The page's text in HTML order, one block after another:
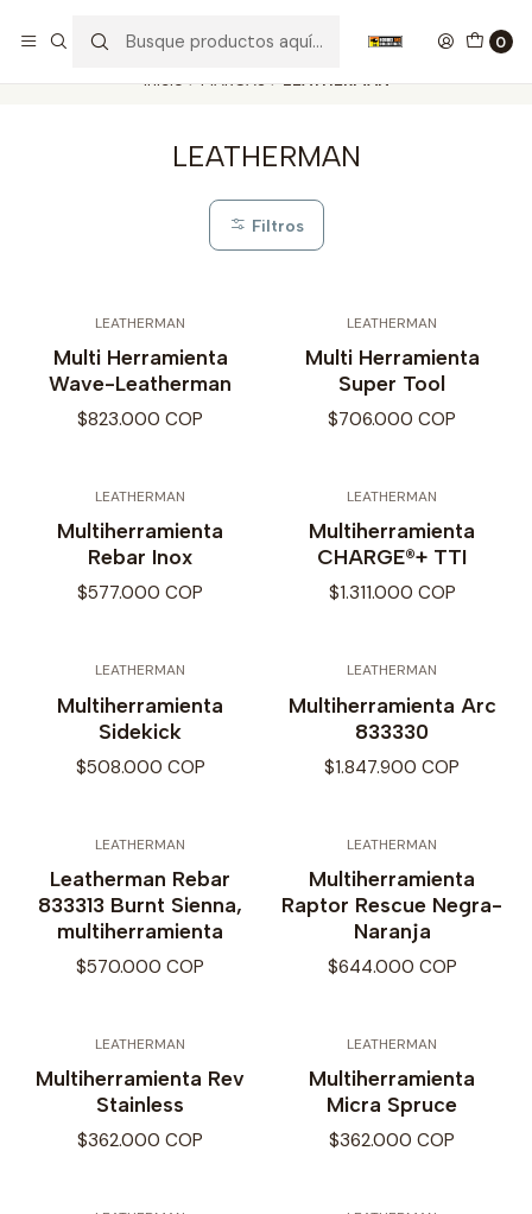
0
Inicio MARCAS LEATHERMAN
LEATHERMAN
Filtros
LEATHERMAN
Multi Herramienta
Wave-Leatherman
$823.000 COP
LEATHERMAN
Multi Herramienta
Super Tool
$706.000 COP
LEATHERMAN
Multiherramienta
Rebar Inox
$577.000 COP
LEATHERMAN
Multiherramienta
CHARGE®+ TTI
$1.311.000 COP
LEATHERMAN
Multiherramienta
Sidekick
$508.000 COP
LEATHERMAN
Multiherramienta Arc
833330
$1.847.900 COP
LEATHERMAN
Leatherman Rebar
833313 Burnt Sienna,
multiherramienta
$570.000 COP
LEATHERMAN
Multiherramienta
Raptor Rescue Negra-
Naranja
$644.000 COP
LEATHERMAN
Multiherramienta Rev
Stainless
$362.000 COP
LEATHERMAN
Multiherramienta
Micra Spruce
$362.000 COP